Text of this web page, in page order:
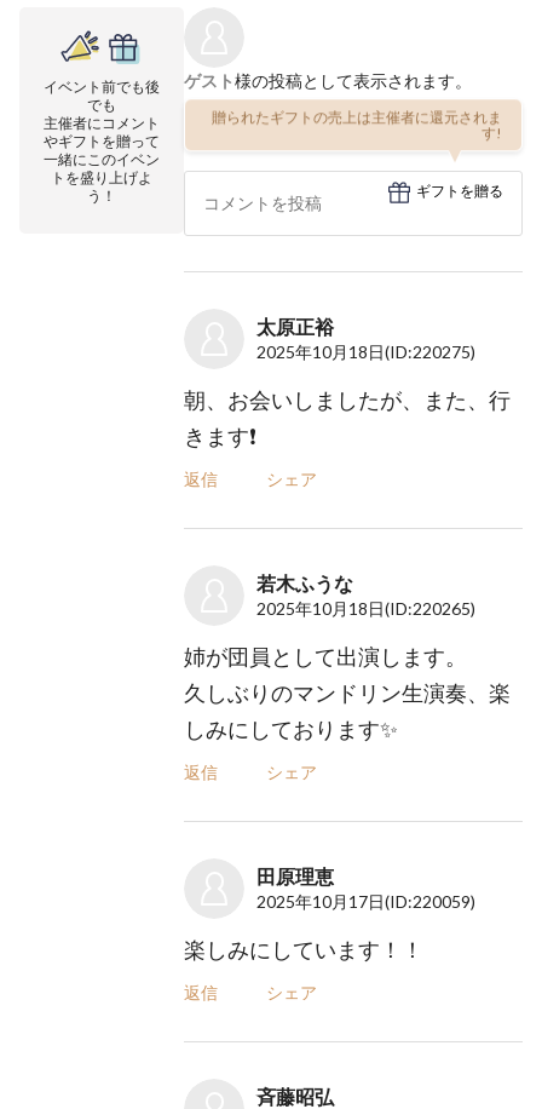
イベント前でも後
でも
主催者にコメント
やギフトを贈って
一緒にこのイベン
トを盛り上げよ
う！
ゲスト様の投稿として表示されます。
贈られたギフトの売上は主催者に還元されま
す!
ギフトを贈る
太原正裕
2025年10月18日(ID:220275)
朝、お会いしましたが、また、行
きます❗️
返信 シェア
若木ふうな
2025年10月18日(ID:220265)
姉が団員として出演します。
久しぶりのマンドリン生演奏、楽
しみにしております✨
返信 シェア
田原理恵
2025年10月17日(ID:220059)
楽しみにしています！！
返信 シェア
斉藤昭弘